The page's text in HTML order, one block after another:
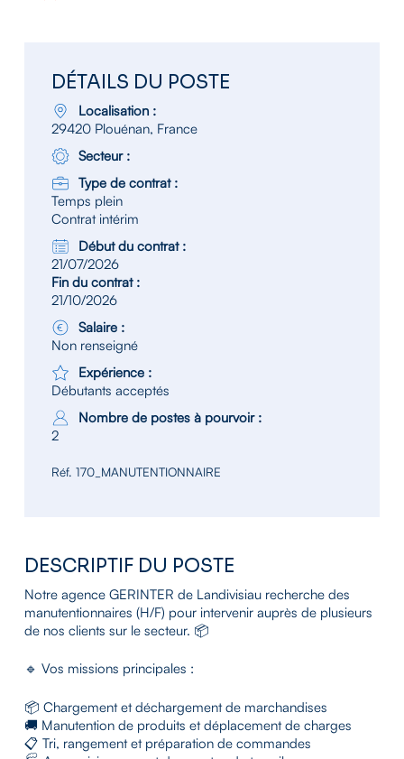
DÉTAILS DU POSTE
Localisation :
29420 Plouénan, France
Secteur :
Type de contrat :
Temps plein
Contrat intérim
Début du contrat :
21/07/2026
Fin du contrat :
21/10/2026
Salaire :
Non renseigné
Expérience :
Débutants acceptés
Nombre de postes à pourvoir :
2
Réf. 170_MANUTENTIONNAIRE
DESCRIPTIF DU POSTE
Notre agence GERINTER de Landivisiau recherche des
manutentionnaires (H/F) pour intervenir auprès de plusieurs
de nos clients sur le secteur. 📦
🔹 Vos missions principales :
📦 Chargement et déchargement de marchandises
🚚 Manutention de produits et déplacement de charges
📋 Tri, rangement et préparation de commandes